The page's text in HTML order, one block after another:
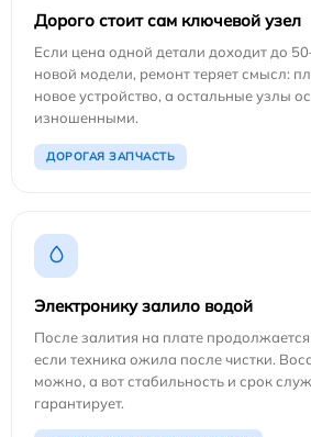
Дорого стоит сам ключевой узел
Если цена одной детали доходит до
новой модели, ремонт теряет смысл:
новое устройство, а остальные узлы
изношенными.
ДОРОГАЯ ЗАПЧАСТЬ
Электронику залило водой
После залития на плате
если техника ожила после чистки.
можно, а вот стабильность и срок
гарантирует.